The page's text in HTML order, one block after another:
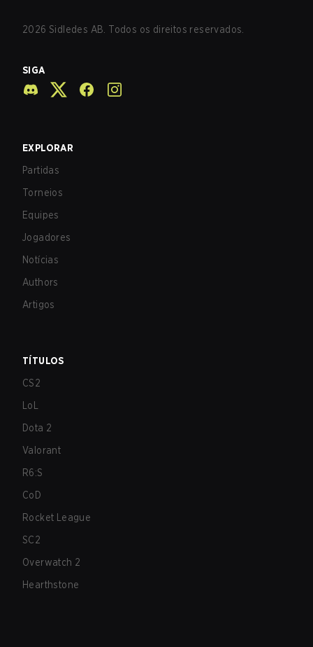
2026 Sidledes AB. Todos os direitos reservados.
SIGA
EXPLORAR
Partidas
Torneios
Equipes
Jogadores
Notícias
Authors
Artigos
TÍTULOS
CS2
LoL
Dota 2
Valorant
R6:S
CoD
Rocket League
SC2
Overwatch 2
Hearthstone